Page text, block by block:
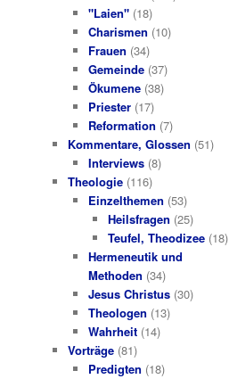
"Laien"(18)
Charismen (10)
Frauen (34)
Gemeinde(37)
Ökumene(38)
Priester(17)
Reformation (7)
Kommentare, Glossen (51)
Interviews(8)
Theologie (116)
Einzelthemen (53)
Heilsfragen (25)
Teufel, Theodizee (18)
Hermeneutik und
Methoden (34)
Jesus Christus(30)
Theologen (13)
Wahrheit(14)
Vorträge (81)
Predigten (18)